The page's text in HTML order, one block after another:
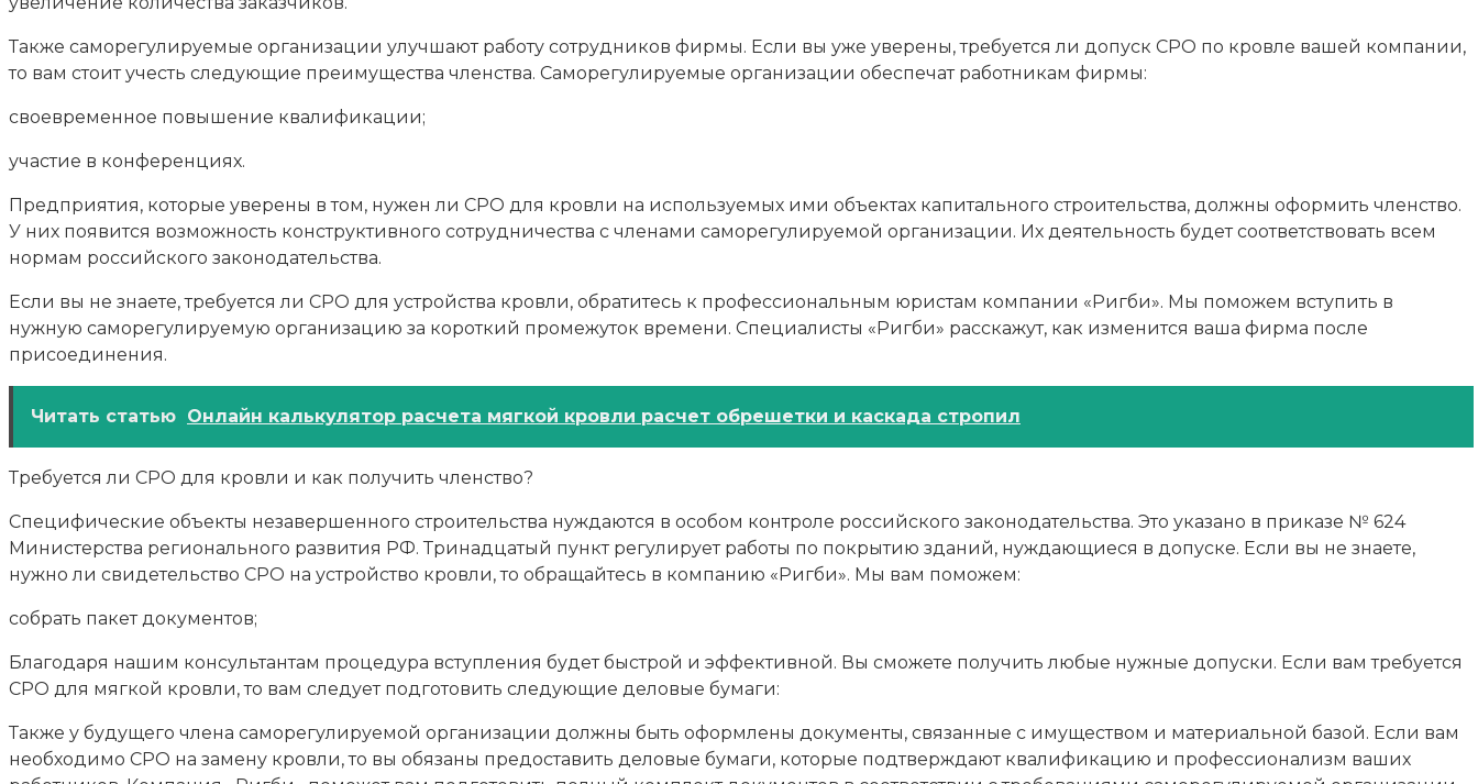
Также саморегулируемые организации улучшают работу сотрудников фирмы. Если вы уже уверены, требуется ли допуск СРО по кровле вашей компании,
то вам стоит учесть следующие преимущества членства. Саморегулируемые организации обеспечат работникам фирмы:
своевременное повышение квалификации;
участие в конференциях.
Предприятия, которые уверены в том, нужен ли СРО для кровли на используемых ими объектах капитального строительства, должны оформить членство.
У них появится возможность конструктивного сотрудничества с членами саморегулируемой организации. Их деятельность будет соответствовать всем
нормам российского законодательства.
Если вы не знаете, требуется ли СРО для устройства кровли, обратитесь к профессиональным юристам компании «Ригби». Мы поможем вступить в
нужную саморегулируемую организацию за короткий промежуток времени. Специалисты «Ригби» расскажут, как изменится ваша фирма после
присоединения.
Читать статью Онлайн калькулятор расчета мягкой кровли расчет обрешетки и каскада стропил
Требуется ли СРО для кровли и как получить членство?
Специфические объекты незавершенного строительства нуждаются в особом контроле российского законодательства. Это указано в приказе № 624
Министерства регионального развития РФ. Тринадцатый пункт регулирует работы по покрытию зданий, нуждающиеся в допуске. Если вы не знаете,
нужно ли свидетельство СРО на устройство кровли, то обращайтесь в компанию «Ригби». Мы вам поможем:
собрать пакет документов;
Благодаря нашим консультантам процедура вступления будет быстрой и эффективной. Вы сможете получить любые нужные допуски. Если вам требуется
СРО для мягкой кровли, то вам следует подготовить следующие деловые бумаги:
Также у будущего члена саморегулируемой организации должны быть оформлены документы, связанные с имуществом и материальной базой. Если вам
необходимо СРО на замену кровли, то вы обязаны предоставить деловые бумаги, которые подтверждают квалификацию и профессионализм ваших